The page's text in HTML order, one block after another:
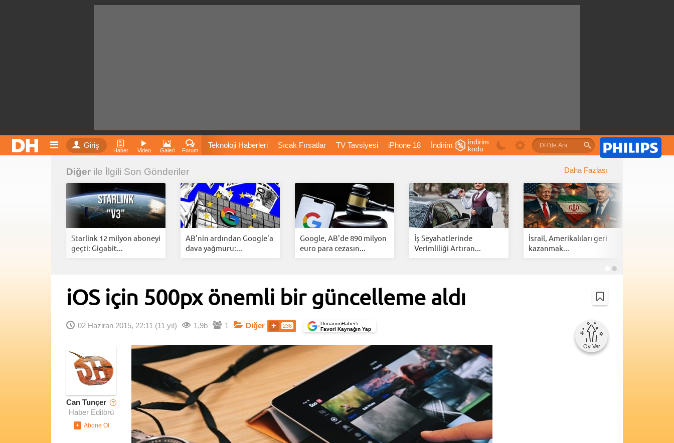
Giriş
Haber Video Galeri Forum
Teknoloji Haberleri Sıcak Fırsatlar TV Tavsiyesi iPhone 18 İndirim
Fiyatları Vizyondaki Filmler Bitcoin Dizi Önerileri Telefon Önerileri
İnstagram Dondurma İnstagram Çöktü Mü
indirim
kodu
Diğer ile İlgili Son Gönderiler Daha Fazlası
Starlink 12 milyon aboneyi
geçti: Gigabit...
AB'nin ardından Google'a
dava yağmuru:...
Google, AB'de 890 milyon
euro para cezasın...
İş Seyahatlerinde
Verimliliği Artıran...
İsrail, Amerikalıları geri
kazanmak...
iOS için 500px önemli bir güncelleme aldı
02 Haziran 2015, 22:11 (11 yıl) 1,9b 1 Diğer 236 +DonanımHaber’i
Favori Kaynağın Yap
Oy Ver
Can Tunçer ?
Haber Editörü